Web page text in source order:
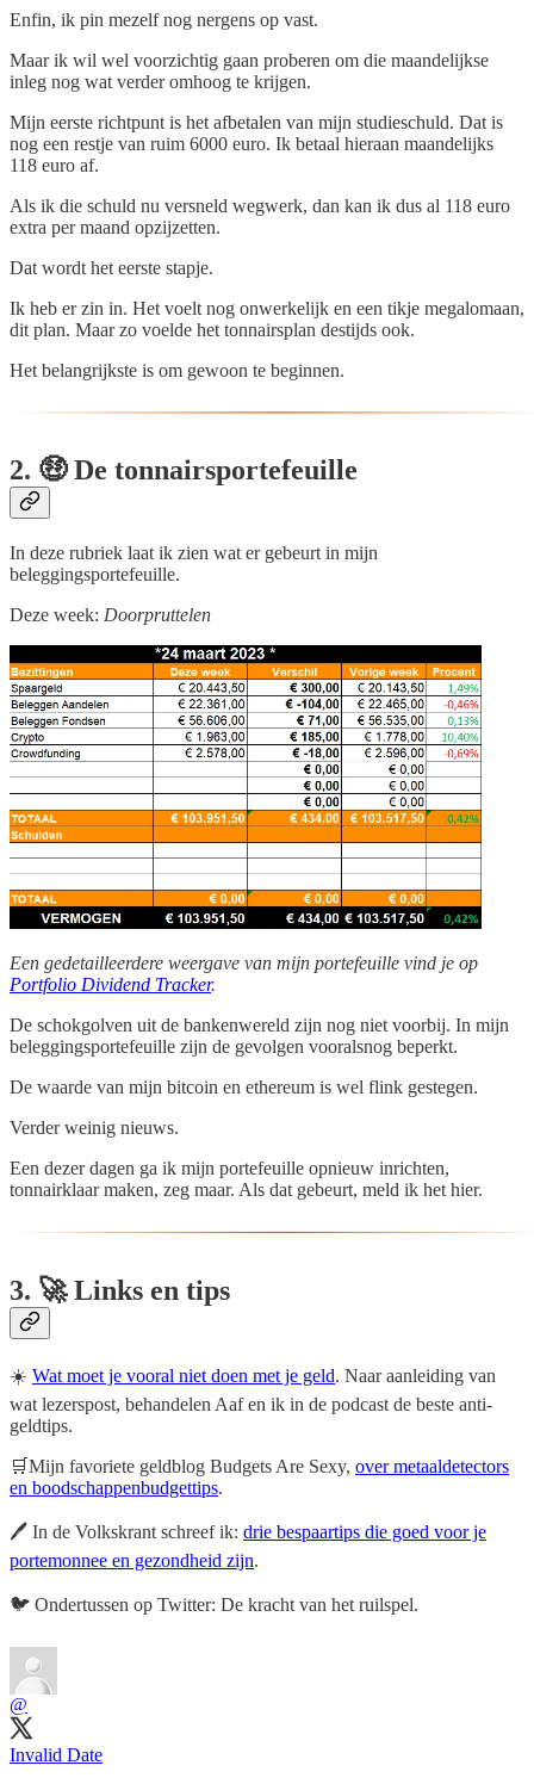
Enfin, ik pin mezelf nog nergens op vast.
Maar ik wil wel voorzichtig gaan proberen om die maandelijkse
inleg nog wat verder omhoog te krijgen.
Mijn eerste richtpunt is het afbetalen van mijn studieschuld. Dat is
nog een restje van ruim 6000 euro. Ik betaal hieraan maandelijks
118 euro af.
Als ik die schuld nu versneld wegwerk, dan kan ik dus al 118 euro
extra per maand opzijzetten.
Dat wordt het eerste stapje.
Ik heb er zin in. Het voelt nog onwerkelijk en een tikje megalomaan,
dit plan. Maar zo voelde het tonnairsplan destijds ook.
Het belangrijkste is om gewoon te beginnen.
2. 🤑 De tonnairsportefeuille
In deze rubriek laat ik zien wat er gebeurt in mijn
beleggingsportefeuille.
Deze week: Doorpruttelen
Een gedetailleerdere weergave van mijn portefeuille vind je op
Portfolio Dividend Tracker.
De schokgolven uit de bankenwereld zijn nog niet voorbij. In mijn
beleggingsportefeuille zijn de gevolgen vooralsnog beperkt.
De waarde van mijn bitcoin en ethereum is wel flink gestegen.
Verder weinig nieuws.
Een dezer dagen ga ik mijn portefeuille opnieuw inrichten,
tonnairklaar maken, zeg maar. Als dat gebeurt, meld ik het hier.
3. 🚀 Links en tips
☀️ Wat moet je vooral niet doen met je geld. Naar aanleiding van
wat lezerspost, behandelen Aaf en ik in de podcast de beste anti-
geldtips.
🛒Mijn favoriete geldblog Budgets Are Sexy, over metaaldetectors
en boodschappenbudgettips.
🖊️ In de Volkskrant schreef ik: drie bespaartips die goed voor je
portemonnee en gezondheid zijn.
🐦️ Ondertussen op Twitter: De kracht van het ruilspel.
@
Invalid Date